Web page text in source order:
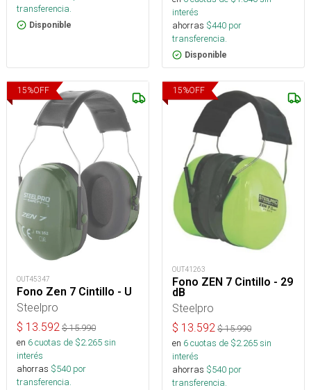
transferencia.
Disponible
interés
ahorras $440 por
transferencia.
Disponible
15%OFF
OUT45347
Fono Zen 7 Cintillo - U
Steelpro
$ 13.592 $15.990
en 6cuotas de $2.265sin
interés
ahorras $540 por
transferencia.
15%OFF
OUT41263
Fono ZEN 7 Cintillo - 29
dB
Steelpro
$ 13.592 $15.990
en 6cuotas de $2.265sin
interés
ahorras $540 por
transferencia.